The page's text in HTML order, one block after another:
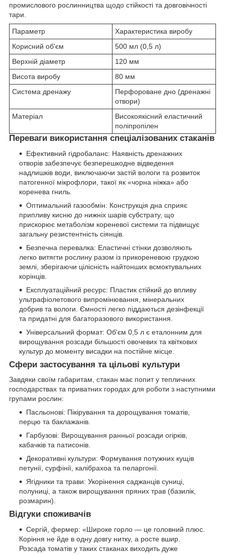
промислового рослинництва щодо стійкості та довговічності
тари.
Параметр
Характеристика виробу
Корисний об'єм
500 мл (0,5 л)
Верхній діаметр
120 мм
Висота виробу
80 мм
Система дренажу
Перфороване дно (дренажні
отвори)
Матеріал
Високоякісний еластичний
поліпропілен
Переваги використання спеціалізованих стаканів
Ефективний гідробаланс: Наявність дренажних
отворів забезпечує безперешкодне відведення
надлишків води, виключаючи застій вологи та розвиток
патогенної мікрофлори, такої як «чорна ніжка» або
коренева гниль.
Оптимальний газообмін: Конструкція дна сприяє
припливу кисню до нижніх шарів субстрату, що
прискорює метаболізм кореневої системи та підвищує
загальну резистентність сіянців.
Безпечна перевалка: Еластичні стінки дозволяють
легко витягти рослину разом із прикореневою грудкою
землі, зберігаючи цілісність найтонших всмоктувальних
корінців.
Експлуатаційний ресурс: Пластик стійкий до впливу
ультрафіолетового випромінювання, мінеральних
добрив та вологи. Ємності легко піддаються дезінфекції
та придатні для багаторазового використання.
Універсальний формат: Об'єм 0,5 л є еталонним для
вирощування розсади більшості овочевих та квіткових
культур до моменту висадки на постійне місце.
Сфери застосування та цільові культури
Завдяки своїм габаритам, стакан має попит у тепличних
господарствах та приватних городах для роботи з наступними
групами рослин:
Пасльонові: Пікірування та дорощування томатів,
перцю та баклажанів.
Гарбузові: Вирощування ранньої розсади огірків,
кабачків та патисонів.
Декоративні культури: Формування потужних кущів
петунії, сурфінії, калібрахоа та пеларгонії.
Ягідники та трави: Укорінення саджанців суниці,
полуниці, а також вирощування пряних трав (базилік,
розмарин).
Відгуки споживачів
Сергій, фермер: «Широке горло — це головний плюс.
Коріння не йде в одну довгу нитку, а росте вшир.
Розсада томатів у таких стаканах виходить дуже